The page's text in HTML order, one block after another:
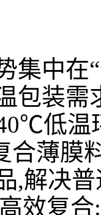
集中在
包装需
低温
合薄膜
,解决
效复